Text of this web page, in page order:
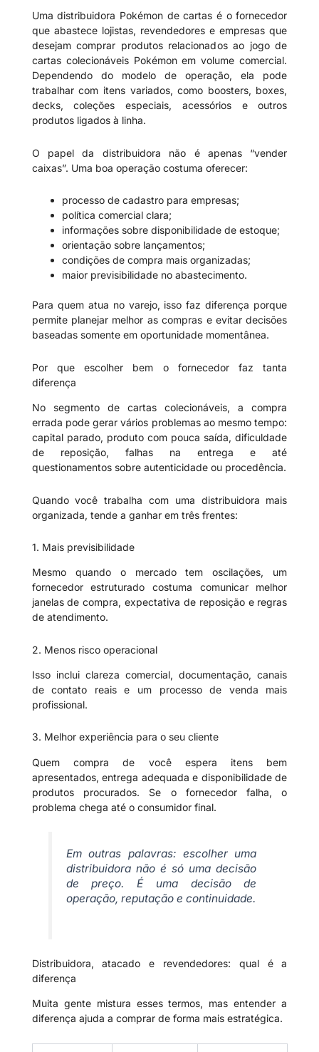
Uma distribuidora Pokémon de cartas é o fornecedor
que abastece lojistas, revendedores e empresas que
desejam comprar produtos relacionados ao jogo de
cartas colecionáveis Pokémon em volume comercial.
Dependendo do modelo de operação, ela pode
trabalhar com itens variados, como boosters, boxes,
decks, coleções especiais, acessórios e outros
produtos ligados à linha.
O papel da distribuidora não é apenas “vender
caixas”. Uma boa operação costuma oferecer:
processo de cadastro para empresas;
política comercial clara;
informações sobre disponibilidade de estoque;
orientação sobre lançamentos;
condições de compra mais organizadas;
maior previsibilidade no abastecimento.
Para quem atua no varejo, isso faz diferença porque
permite planejar melhor as compras e evitar decisões
baseadas somente em oportunidade momentânea.
Por que escolher bem o fornecedor faz tanta
diferença
No segmento de cartas colecionáveis, a compra
errada pode gerar vários problemas ao mesmo tempo:
capital parado, produto com pouca saída, dificuldade
de reposição, falhas na entrega e até
questionamentos sobre autenticidade ou procedência.
Quando você trabalha com uma distribuidora mais
organizada, tende a ganhar em três frentes:
1. Mais previsibilidade
Mesmo quando o mercado tem oscilações, um
fornecedor estruturado costuma comunicar melhor
janelas de compra, expectativa de reposição e regras
de atendimento.
2. Menos risco operacional
Isso inclui clareza comercial, documentação, canais
de contato reais e um processo de venda mais
profissional.
3. Melhor experiência para o seu cliente
Quem compra de você espera itens bem
apresentados, entrega adequada e disponibilidade de
produtos procurados. Se o fornecedor falha, o
problema chega até o consumidor final.
Em outras palavras: escolher uma
distribuidora não é só uma decisão
de preço. É uma decisão de
operação, reputação e continuidade.
Distribuidora, atacado e revendedores: qual é a
diferença
Muita gente mistura esses termos, mas entender a
diferença ajuda a comprar de forma mais estratégica.